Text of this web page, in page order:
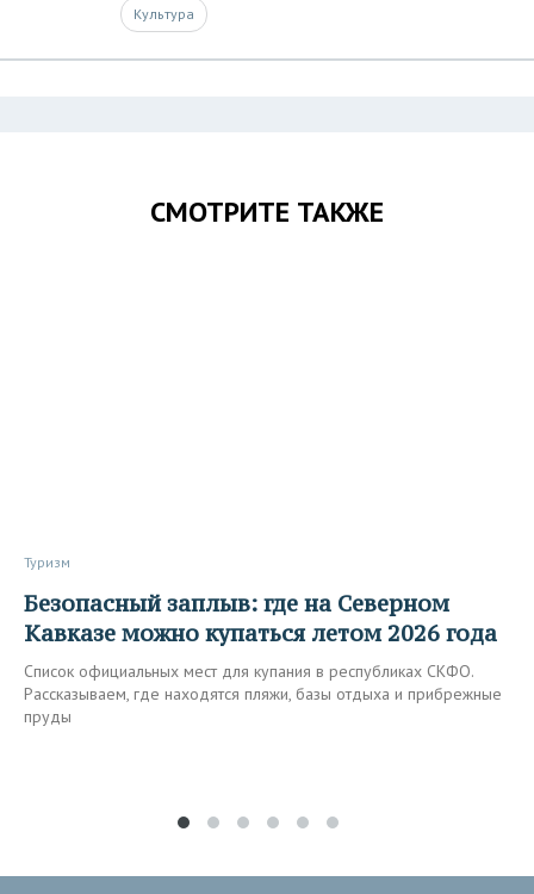
Культура
СМОТРИТЕ ТАКЖЕ
Туризм
Безопасный заплыв: где на Северном
Кавказе можно купаться летом 2026 года
Список официальных мест для купания в республиках СКФО.
Рассказываем, где находятся пляжи, базы отдыха и прибрежные
пруды